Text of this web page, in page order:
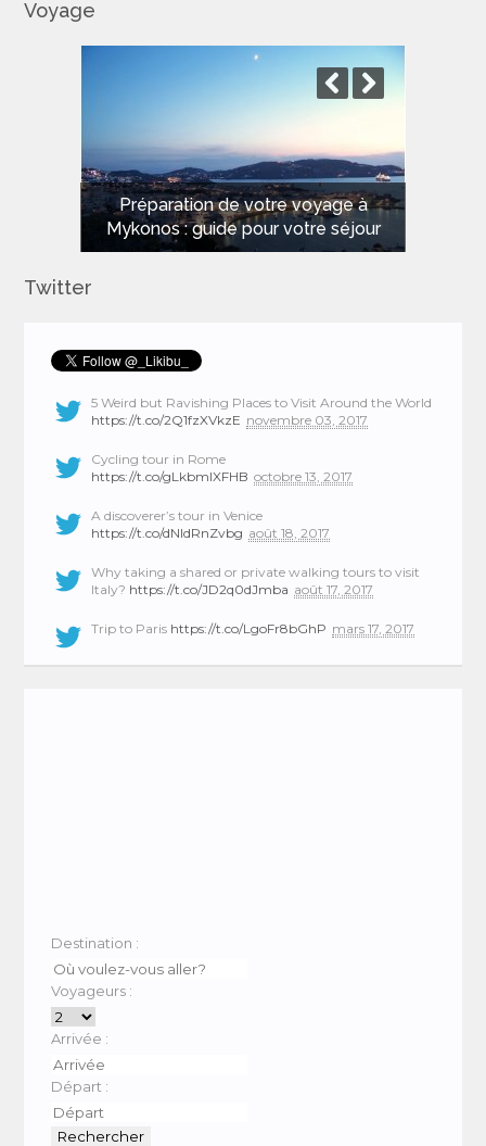
Voyage
Préparation de votre voyage à
Mykonos : guide pour votre séjour
Les meilleures plages de Sardaigne
pour des vacances de rêve
Twitter
5 Weird but Ravishing Places to Visit Around the World
https://t.co/2Q1fzXVkzE novembre 03, 2017
Cycling tour in Rome
https://t.co/gLkbmlXFHB octobre 13, 2017
A discoverer’s tour in Venice
https://t.co/dNIdRnZvbg août 18, 2017
Why taking a shared or private walking tours to visit
Italy? https://t.co/JD2q0dJmba août 17, 2017
Trip to Paris https://t.co/LgoFr8bGhP mars 17, 2017
Destination :
Voyageurs :
Arrivée :
Départ :